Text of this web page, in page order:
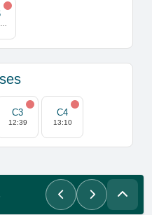
C3
12:39
C4
13:10
PrécédentSuivant